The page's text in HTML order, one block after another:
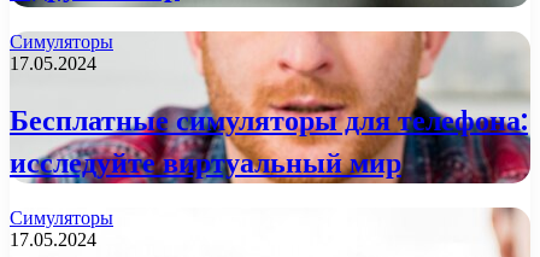
Симуляторы
17.05.2024
Бесплатные симуляторы для телефона:
исследуйте виртуальный мир
Симуляторы
17.05.2024